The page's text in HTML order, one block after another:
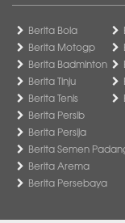
Berita Bola
Berita Motogp
Berita Badminton
Berita Tinju
Berita Tenis
Berita Persib
Berita Persija
Berita Semen
Berita Arema
Berita Persebaya